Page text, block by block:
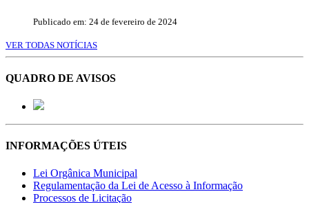
Publicado em: 24 de fevereiro de 2024
VER TODAS NOTÍCIAS
QUADRO DE AVISOS
INFORMAÇÕES ÚTEIS
Lei Orgânica Municipal
Regulamentação da Lei de Acesso à Informação
Processos de Licitação